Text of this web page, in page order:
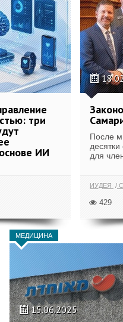
три
ИИ
После
для
ИУДЕЯ
429
МЕДИЦИНА
15.06.2025